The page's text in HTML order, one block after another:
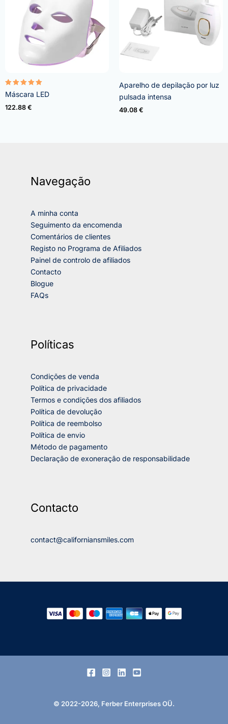
Avaliação
5.00
de 5
Máscara LED
122.88 €
Aparelho de depilação por luz
pulsada intensa
49.08 €
Navegação
A minha conta
Seguimento da encomenda
Comentários de clientes
Registo no Programa de Afiliados
Painel de controlo de afiliados
Contacto
Blogue
FAQs
Políticas
Condições de venda
Política de privacidade
Termos e condições dos afiliados
Política de devolução
Política de reembolso
Política de envio
Método de pagamento
Declaração de exoneração de responsabilidade
Contacto
contact@californiansmiles.com
© 2022-2026, Ferber Enterprises OÜ.